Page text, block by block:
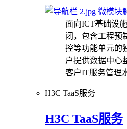
微模块
面向ICT基础设
闭，包含工程预
控等功能单元的
户提供数据中心
客户IT服务管理
H3C TaaS服务
H3C TaaS服务